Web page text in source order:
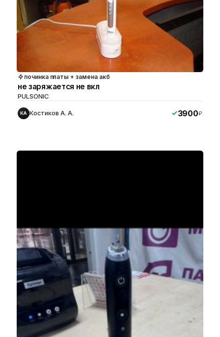
починка платы + замена акб
не заряжается не вкл
PULSONIC
КА Костиков А. А. 3900₽